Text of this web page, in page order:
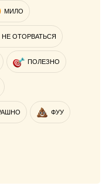
МИЛО
НЕ ОТОРВАТЬСЯ
ПОЛЕЗНО
ФУУ